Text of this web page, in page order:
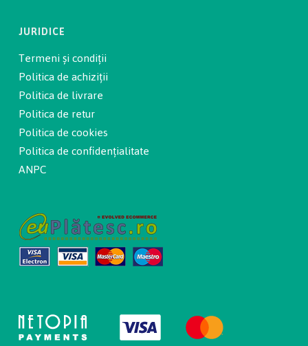
JURIDICE
Termeni și condiții
Politica de achiziții
Politica de livrare
Politica de retur
Politica de cookies
Politica de confidențialitate
ANPC